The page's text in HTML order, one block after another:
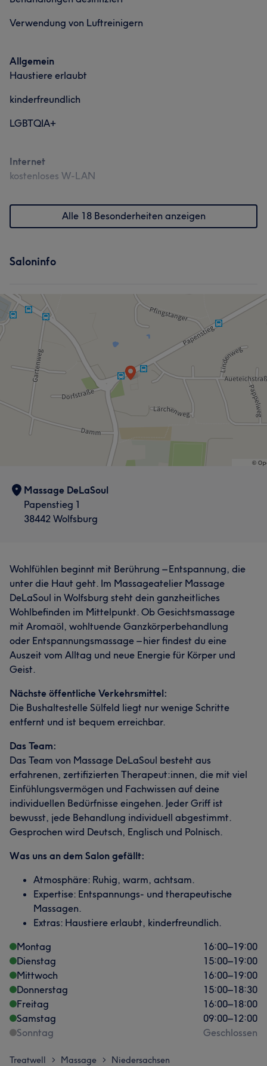
Verwendung von Luftreinigern
Allgemein
Haustiere erlaubt
kinderfreundlich
LGBTQIA+
Internet
kostenloses W-LAN
Alle 18 Besonderheiten anzeigen
Saloninfo
Massage DeLaSoul
Papenstieg 1
38442 Wolfsburg
Wohlfühlen beginnt mit Berührung – Entspannung, die
unter die Haut geht. Im Massageatelier Massage
DeLaSoul in Wolfsburg steht dein ganzheitliches
Wohlbefinden im Mittelpunkt. Ob Gesichtsmassage
mit Aromaöl, wohltuende Ganzkörperbehandlung
oder Entspannungsmassage – hier findest du eine
Auszeit vom Alltag und neue Energie für Körper und
Geist.
Nächste öffentliche Verkehrsmittel:
Die Bushaltestelle Sülfeld liegt nur wenige Schritte
entfernt und ist bequem erreichbar.
Das Team:
Das Team von Massage DeLaSoul besteht aus
erfahrenen, zertifizierten Therapeut:innen, die mit viel
Einfühlungsvermögen und Fachwissen auf deine
individuellen Bedürfnisse eingehen. Jeder Griff ist
bewusst, jede Behandlung individuell abgestimmt.
Gesprochen wird Deutsch, Englisch und Polnisch.
Was uns an dem Salon gefällt:
Atmosphäre: Ruhig, warm, achtsam.
Expertise: Entspannungs- und therapeutische
Massagen.
Extras: Haustiere erlaubt, kinderfreundlich.
Montag
16:00–19:00
Dienstag
15:00–19:00
Mittwoch
16:00–19:00
Donnerstag
15:00–18:30
Freitag
16:00–18:00
Samstag
09:00–12:00
Sonntag
Geschlossen
Treatwell > Massage > Niedersachsen